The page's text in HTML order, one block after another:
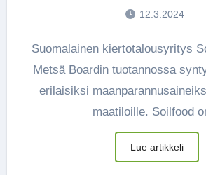
12.3.2024
Suomalainen kiertotalousyritys Soilfood jalostaa
Metsä Boardin tuotannossa
erilaisiksi
maatiloille. Soilfood
Lue artikkeli